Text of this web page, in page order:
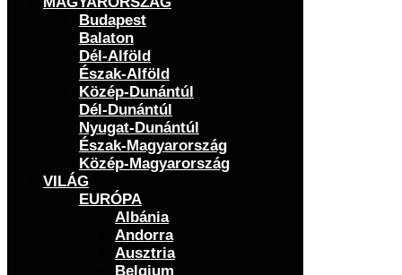
Budapest
Balaton
Dél-Alföld
Észak-Alföld
Közép-Dunántúl
Dél-Dunántúl
Nyugat-Dunántúl
Észak-Magyarország
Közép-Magyarország
VILÁG
EURÓPA
Albánia
Andorra
Ausztria
Belgium